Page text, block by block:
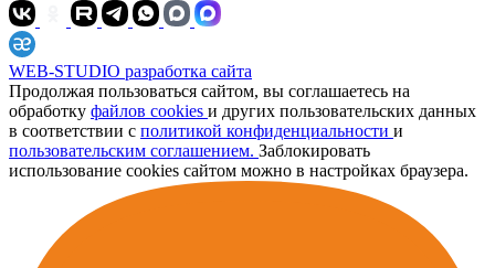
WEB-STUDIO разработка сайта
Продолжая пользоваться сайтом, вы соглашаетесь на
обработку файлов cookies и других пользовательских данных
в соответствии с политикой конфиденциальности и
пользовательским соглашением. Заблокировать
использование cookies сайтом можно в настройках браузера.